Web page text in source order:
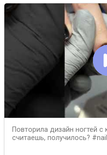
Повторила дизайн ногтей
считаешь, получилось?